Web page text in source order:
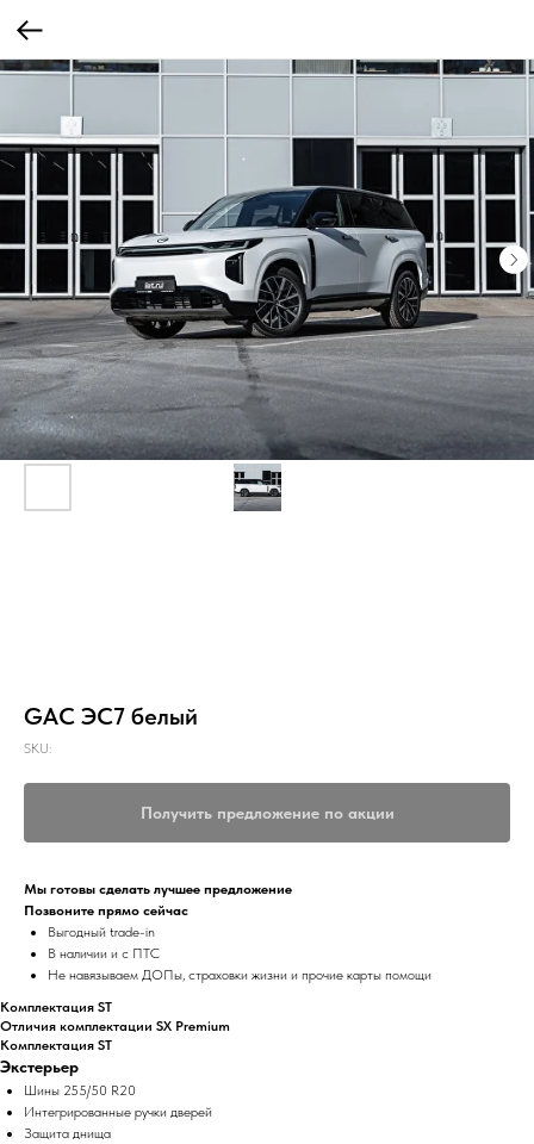
GAC ЭС7 белый
SKU:
Получить предложение по акции
Мы готовы сделать лучшее предложение
Позвоните прямо сейчас
Выгодный trade-in
В наличии и с ПТС
Не навязываем ДОПы, страховки жизни и прочие карты помощи
Комплектация ST
Отличия комплектации SX Premium
Комплектация ST
Экстерьер
Шины 255/50 R20
Интегрированные ручки дверей
Защита днища